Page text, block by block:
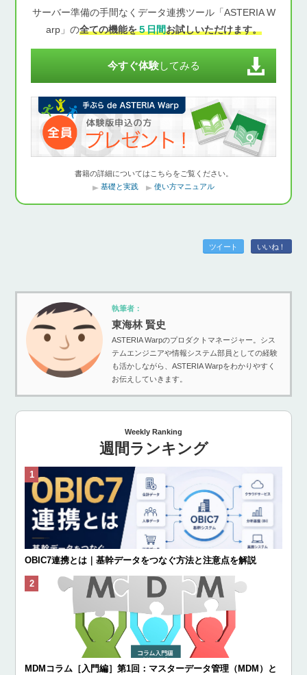
サーバー準備の手間なくデータ連携ツール「ASTERIA W
arp」の全ての機能を５日間お試しいただけます。
今すぐ体験してみる
書籍の詳細についてはこちらをご覧ください。
基礎と実践
使い方マニュアル
ツイート いいね！
執筆者：
東海林 賢史
ASTERIA Warpのプロダクトマネージャー。シス
テムエンジニアや情報システム部員としての経験
も活かしながら、ASTERIA Warpをわかりやすく
お伝えしていきます。
Weekly Ranking
週間ランキング
OBIC7連携とは｜基幹データをつなぐ方法と注意点を解説
MDMコラム［入門編］第1回：マスターデータ管理（MDM）と